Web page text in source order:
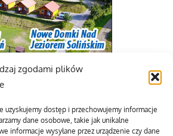
zgodami plików
uzyskujemy dostęp i przechowujemy informacje
dane osobowe, takie jak unikalne
informacje wysyłane przez urządzenie czy dane